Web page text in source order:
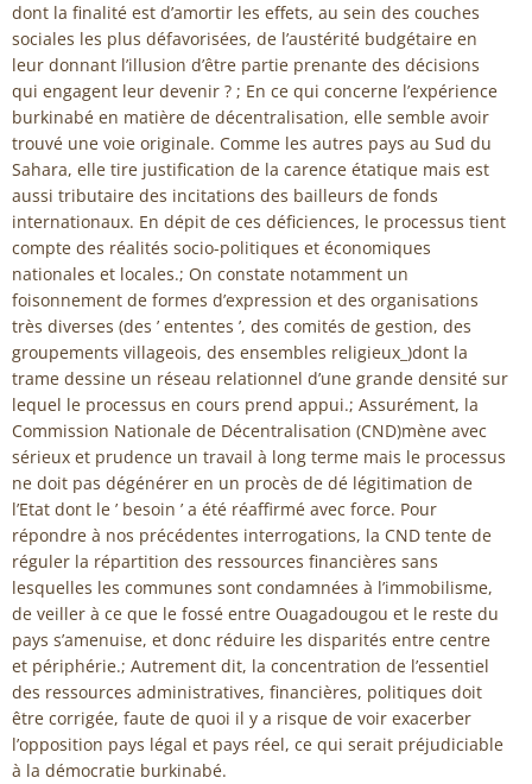
dont la finalité est d’amortir les effets, au sein des couches
sociales les plus défavorisées, de l’austérité budgétaire en
leur donnant l’illusion d’être partie prenante des décisions
qui engagent leur devenir ? ; En ce qui concerne l’expérience
burkinabé en matière de décentralisation, elle semble avoir
trouvé une voie originale. Comme les autres pays au Sud du
Sahara, elle tire justification de la carence étatique mais est
aussi tributaire des incitations des bailleurs de fonds
internationaux. En dépit de ces déficiences, le processus tient
compte des réalités socio-politiques et économiques
nationales et locales.; On constate notamment un
foisonnement de formes d’expression et des organisations
très diverses (des ’ ententes ’, des comités de gestion, des
groupements villageois, des ensembles religieux_)dont la
trame dessine un réseau relationnel d’une grande densité sur
lequel le processus en cours prend appui.; Assurément, la
Commission Nationale de Décentralisation (CND)mène avec
sérieux et prudence un travail à long terme mais le processus
ne doit pas dégénérer en un procès de dé légitimation de
l’Etat dont le ’ besoin ’ a été réaffirmé avec force. Pour
répondre à nos précédentes interrogations, la CND tente de
réguler la répartition des ressources financières sans
lesquelles les communes sont condamnées à l’immobilisme,
de veiller à ce que le fossé entre Ouagadougou et le reste du
pays s’amenuise, et donc réduire les disparités entre centre
et périphérie.; Autrement dit, la concentration de l’essentiel
des ressources administratives, financières, politiques doit
être corrigée, faute de quoi il y a risque de voir exacerber
l’opposition pays légal et pays réel, ce qui serait préjudiciable
à la démocratie burkinabé.